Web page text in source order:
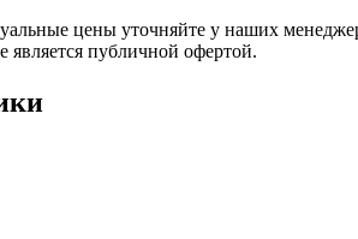
цены уточняйте у наших
является публичной офертой.